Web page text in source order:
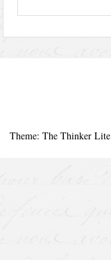
Theme: The Thinker Lite